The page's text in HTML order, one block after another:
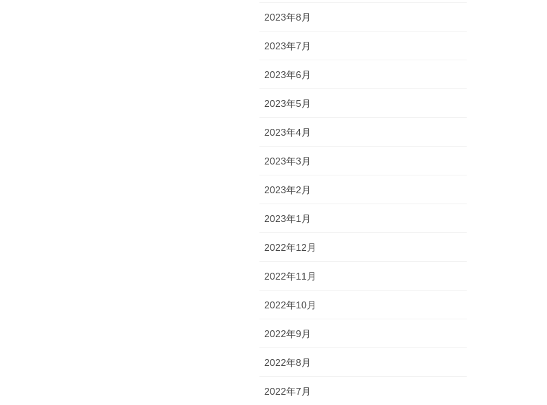
2023年8月
2023年7月
2023年6月
2023年5月
2023年4月
2023年3月
2023年2月
2023年1月
2022年12月
2022年11月
2022年10月
2022年9月
2022年8月
2022年7月